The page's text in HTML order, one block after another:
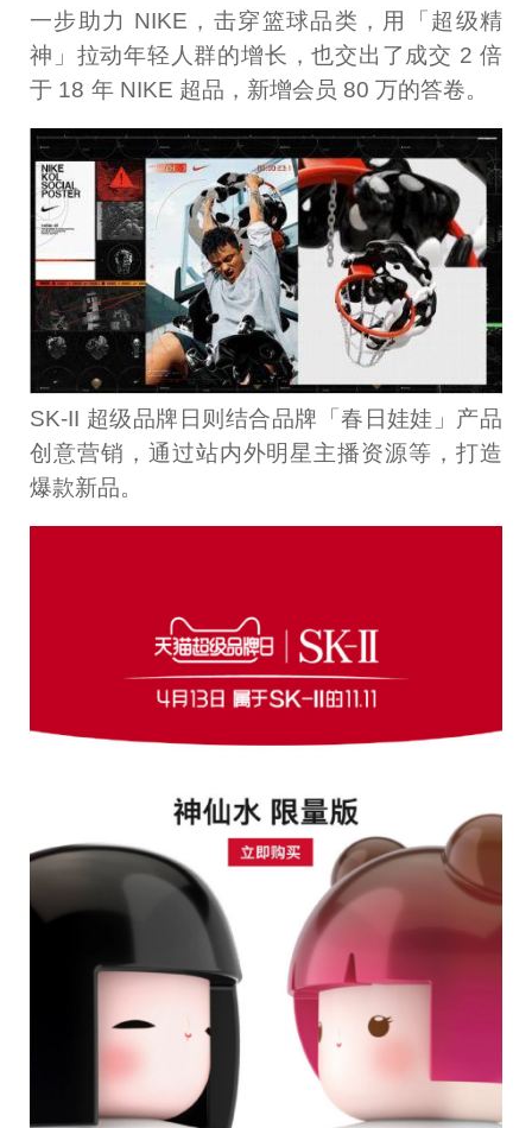
一步助力 NIKE，击穿篮球品类，用「超级精
神」拉动年轻人群的增长，也交出了成交 2 倍
于 18 年 NIKE 超品，新增会员 80 万的答卷。
SK-II 超级品牌日则结合品牌「春日娃娃」产品
创意营销，通过站内外明星主播资源等，打造
爆款新品。